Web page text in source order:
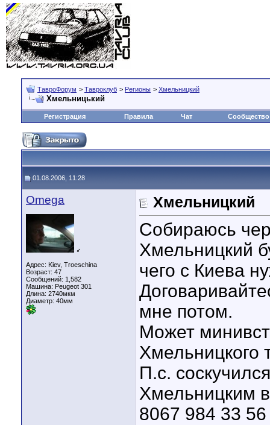
ТавроФорум > Тавроклуб > Регионы > Хмельницкий
Хмельницький
Регистрация Правила Чат Сообщество
01.08.2006, 11:28
Omega
♂
Адрес: Kiev, Troeschina
Возраст: 47
Сообщений: 1,582
Машина: Peugeot 301
Длина: 2740мкм
Диаметр: 40мм
Хмельницкий
Собираюсь
Хмельницкий
чего с Киева
мне потом.
Может
Хмельницкого
П.с.
Хмельницким
8067 984 33